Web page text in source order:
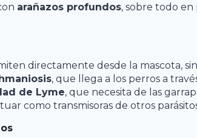
arañazos profundos, sobre todo en
directamente desde la mascota,
, que llega a los perros a
de Lyme, que necesita de las
como transmisoras de otros